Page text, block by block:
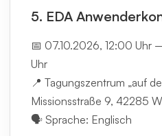
5. EDA
📅 07.10.2026, 12:00 Uhr
Uhr
📍 Tagungszentrum „auf
Missionsstraße 9, 42285
🗣️ Sprache: Englisch